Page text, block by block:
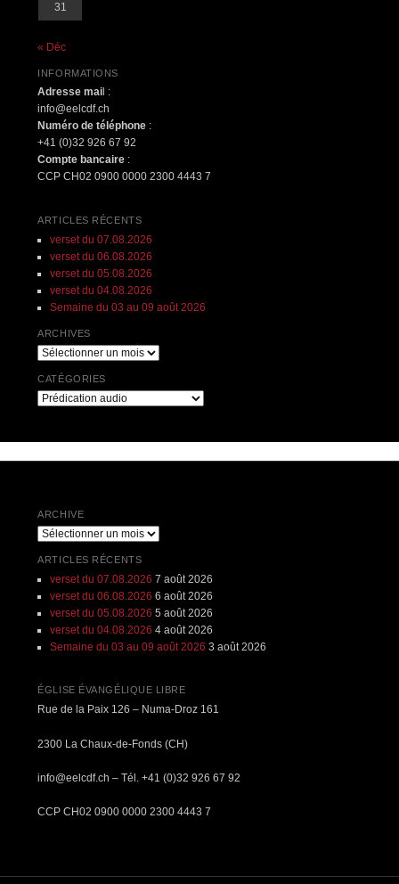
31
« Déc
INFORMATIONS
Adresse mai l :
info@eelcdf.ch
Numéro de téléphone :
+41 (0)32 926 67 92
Compte bancaire :
CCP CH02 0900 0000 2300 4443 7
ARTICLES RÉCENTS
verset du 07.08.2026
verset du 06.08.2026
verset du 05.08.2026
verset du 04.08.2026
Semaine du 03 au 09 août 2026
ARCHIVES
Archives
CATÉGORIES
Catégories
ARCHIVE
Archive
ARTICLES RÉCENTS
verset du 07.08.2026 7 août 2026
verset du 06.08.2026 6 août 2026
verset du 05.08.2026 5 août 2026
verset du 04.08.2026 4 août 2026
Semaine du 03 au 09 août 2026 3 août 2026
ÉGLISE ÉVANGÉLIQUE LIBRE
Rue de la Paix 126 – Numa-Droz 161
2300 La Chaux-de-Fonds (CH)
info@eelcdf.ch – Tél. +41 (0)32 926 67 92
CCP CH02 0900 0000 2300 4443 7